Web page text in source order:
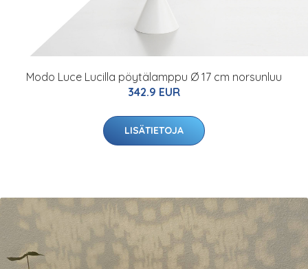
Modo Luce Lucilla pöytälamppu Ø 17 cm norsunluu
342.9 EUR
LISÄTIETOJA